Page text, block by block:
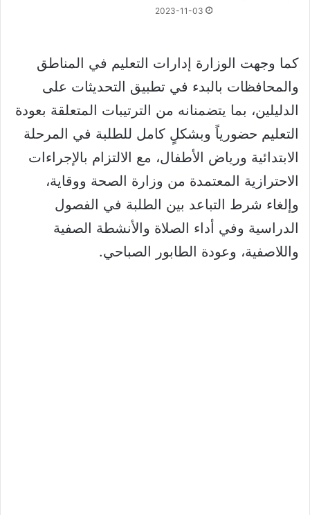
2023-11-03
كما وجهت الوزارة إدارات التعليم في المناطق
والمحافظات بالبدء في تطبيق التحديثات على
الدليلين، بما يتضمنانه من الترتيبات المتعلقة بعودة
التعليم حضورياً وبشكلٍ كامل للطلبة في المرحلة
الابتدائية ورياض الأطفال، مع الالتزام بالإجراءات
الاحترازية المعتمدة من وزارة الصحة ووقاية،
وإلغاء شرط التباعد بين الطلبة في الفصول
الدراسية وفي أداء الصلاة والأنشطة الصفية
واللاصفية، وعودة الطابور الصباحي.